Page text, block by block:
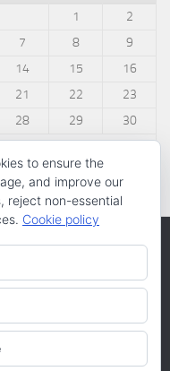
1
2
7 8
9
14 15
16
21 22
23
28 29
30
to ensure the
and improve our
reject non-essential
Cookie policy